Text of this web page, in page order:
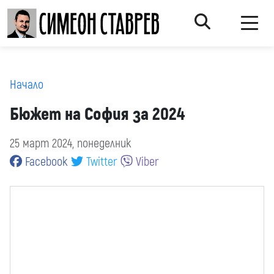
Начало
Бюжет на София за 2024
25 март 2024, понеделник
Facebook
Twitter Viber